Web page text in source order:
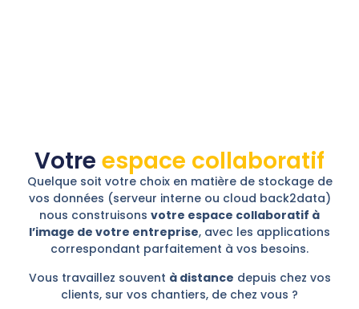
Votre espace collaboratif
Quelque soit votre choix en matière de stockage de
vos données (serveur interne ou cloud back2data)
nous construisons votre espace collaboratif à
l’image de votre entreprise, avec les applications
correspondant parfaitement à vos besoins.
Vous travaillez souvent à distance depuis chez vos
clients, sur vos chantiers, de chez vous ?